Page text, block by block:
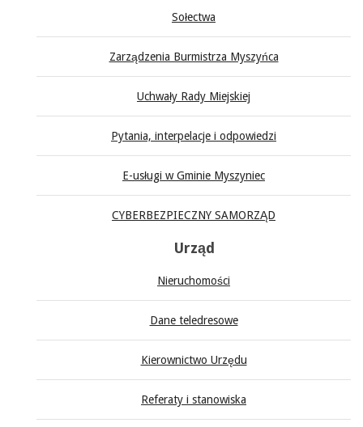
Sołectwa
Zarządzenia Burmistrza Myszyńca
Uchwały Rady Miejskiej
Pytania, interpelacje i odpowiedzi
E-usługi w Gminie Myszyniec
CYBERBEZPIECZNY SAMORZĄD
Urząd
Nieruchomości
Dane teledresowe
Kierownictwo Urzędu
Referaty i stanowiska